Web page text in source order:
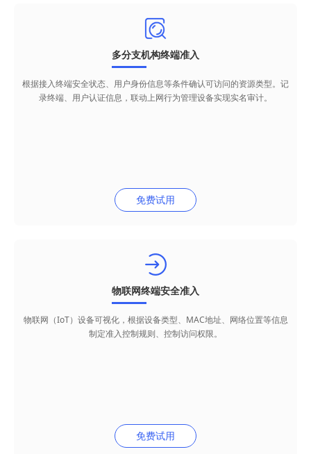
多分支机构终端准入
根据接入终端安全状态、用户身份信息等条件确认可访问的资源类型。记
录终端、用户认证信息，联动上网行为管理设备实现实名审计。
免费试用
物联网终端安全准入
物联网（IoT）设备可视化，根据设备类型、MAC地址、网络位置等信息
制定准入控制规则、控制访问权限。
免费试用